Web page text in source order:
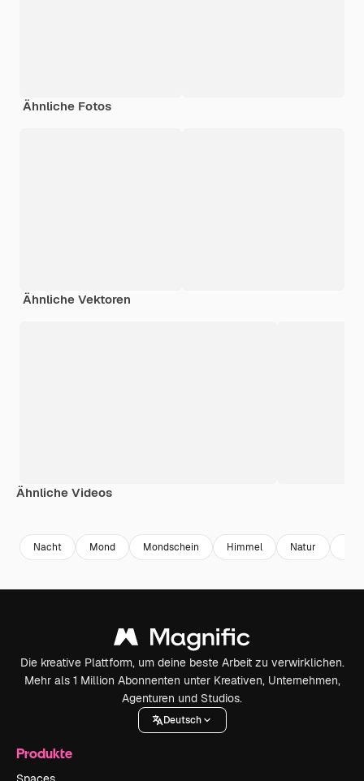
Ähnliche Fotos
Ähnliche Vektoren
Ähnliche Videos
Nacht Mond Mondschein Himmel Natur
Die kreative Plattform, um deine beste Arbeit zu verwirklichen.
Mehr als 1 Million Abonnenten unter Kreativen, Unternehmen,
Agenturen und Studios.
Deutsch
Produkte